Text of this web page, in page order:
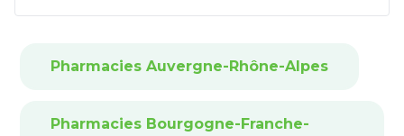
Pharmacies Auvergne-Rhône-Alpes
Pharmacies Bourgogne-Franche-